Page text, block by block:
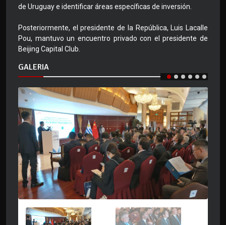
de Uruguay e identificar áreas específicas de inversión.
Posteriormente, el presidente de la República, Luis Lacalle
Pou, mantuvo un encuentro privado con el presidente de
Beijing Capital Club.
GALERIA